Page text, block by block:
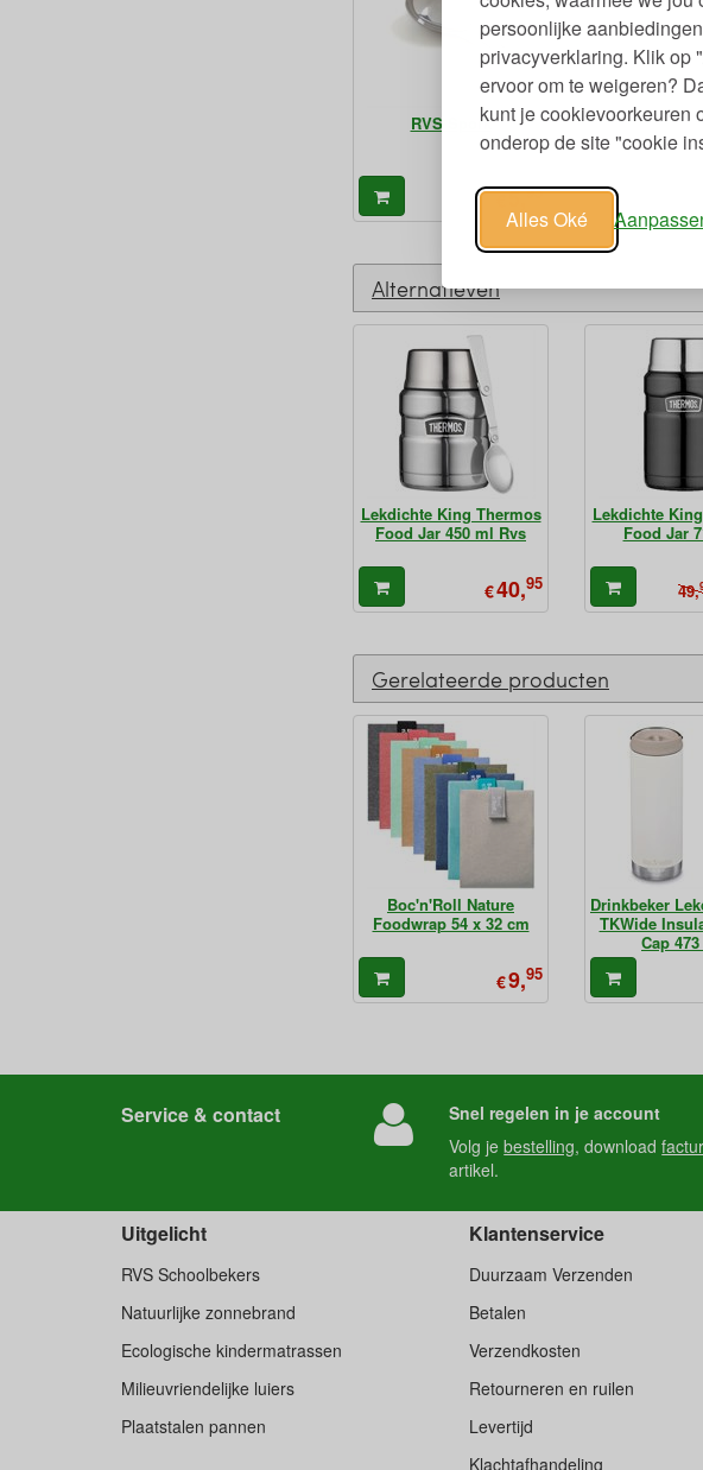
persoonlijke
privacyverklaring. Klik op
ervoor om te weigeren?
kunt je cookievoorkeuren
onderop de site "cookie
Alles Oké
RVS Spork
€5,95
Alternatieven
Lekdichte King Thermos
Food Jar 450 ml Rvs
€40,95
Lekdichte
Food Jar
49,
Gerelateerde producten
Boc'n'Roll Nature
Foodwrap 54 x 32 cm
€9,95
Drinkbeker
TKWide
Cap
Service & contact
Snel regelen in je account
Volg jebestelling, download
artikel.
Klantenservice
Duurzaam Verzenden
Betalen
Verzendkosten
Retourneren en ruilen
Levertijd
Klachtafhandeling
Uitgelicht
RVS Schoolbekers
Natuurlijke zonnebrand
Ecologische kindermatrassen
Milieuvriendelijke luiers
Plaatstalen pannen